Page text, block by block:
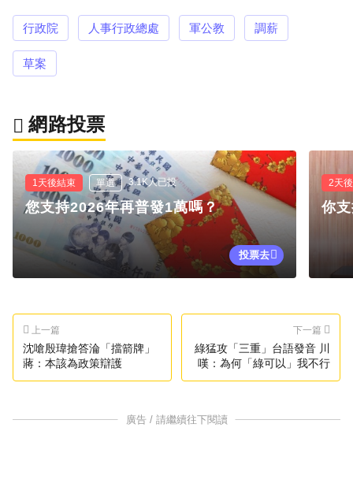
行政院 人事行政總處 軍公教 調薪
草案
網路投票
1天後結束 單選 3.1K人已投
您支持2026年再普發1萬嗎？
投票去
2天
你
上一篇
沈嗆殷瑋搶答淪「擋箭牌」
蔣：本該為政策辯護
下一篇
綠猛攻「三重」台語發音 川
嘆：為何「綠可以」我不行
廣告 / 請繼續往下閱讀